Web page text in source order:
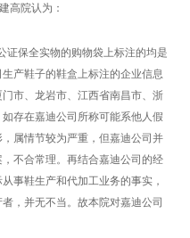
高院认为：
保全实物的购物袋上标注的均是
产鞋子的鞋盒上标注的企业信息
市、龙岩市、江西省南昌市、浙
存在嘉迪公司所称可能系他人假
属情节较为严重，但嘉迪公司并
不合常理。再结合嘉迪公司的经
事鞋生产和代加工业务的事实，
，并无不当。故本院对嘉迪公司